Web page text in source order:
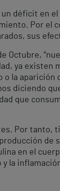
déficit en
Por el
sus
Octubre,
ya
la aparición
diciendo
que
Por tanto,
de
en el
la